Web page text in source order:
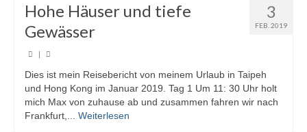
3
FEB. 2019
Hohe Häuser und tiefe
Gewässer
|
Dies ist mein Reisebericht von meinem Urlaub in Taipeh
und Hong Kong im Januar 2019. Tag 1 Um 11: 30 Uhr holt
mich Max von zuhause ab und zusammen fahren wir nach
Frankfurt,... Weiterlesen